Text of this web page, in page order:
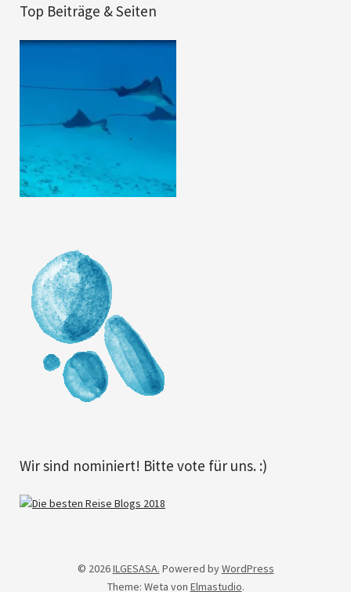
Top Beiträge & Seiten
Wir sind nominiert! Bitte vote für uns. :)
© 2026ILGESASA. Powered byWordPress
Theme: Weta von Elmastudio.